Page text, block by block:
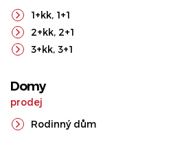
1+kk, 1+1
2+kk, 2+1
3+kk, 3+1
Domy
prodej
Rodinný dům